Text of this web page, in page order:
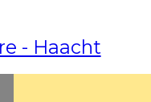
- Haacht